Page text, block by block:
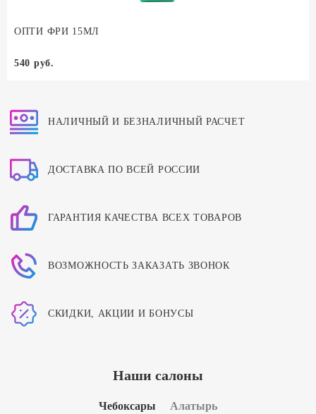
ОПТИ ФРИ 15МЛ
540 руб.
НАЛИЧНЫЙ И БЕЗНАЛИЧНЫЙ РАСЧЕТ
ДОСТАВКА ПО ВСЕЙ РОССИИ
ГАРАНТИЯ КАЧЕСТВА ВСЕХ ТОВАРОВ
ВОЗМОЖНОСТЬ ЗАКАЗАТЬ ЗВОНОК
СКИДКИ, АКЦИИ И БОНУСЫ
Наши салоны
Чебоксары Алатырь